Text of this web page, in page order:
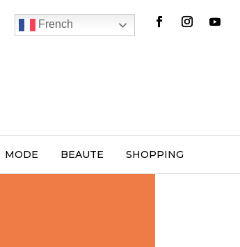
French
MODE BEAUTE SHOPPING